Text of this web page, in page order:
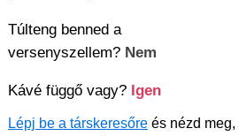
Túlteng benned a
versenyszellem? Nem
Kávé függő vagy? Igen
Lépj be a társkeresőre és nézd